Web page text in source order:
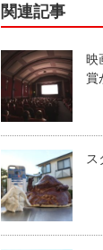
関連記事
映
賞
ス